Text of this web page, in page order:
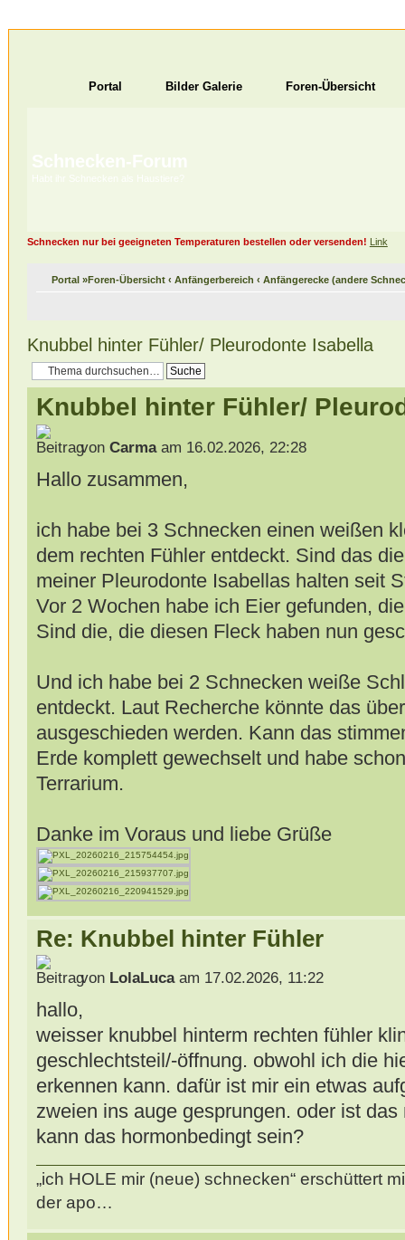
Portal Bilder Galerie Foren-Übersicht
Schnecken-Forum
Habt ihr Schnecken als Haustiere?
Schnecken nur bei geeigneten Temperaturen bestellen oder versenden! Link
Portal»Foren-Übersicht ‹ Anfängerbereich ‹ Anfängerecke (andere
Knubbel hinter Fühler/ Pleurodonte Isabella
Knubbel hinter Fühler/
von Carmaam 16.02.2026, 22:28
Hallo zusammen,
ich habe bei 3 Schnecken einen weißen
dem rechten Fühler entdeckt. Sind das
meiner Pleurodonte Isabellas halten seit
Vor 2 Wochen habe ich Eier gefunden,
Sind die, die diesen Fleck haben nun
Und ich habe bei 2 Schnecken weiße
entdeckt. Laut Recherche könnte das
ausgeschieden werden. Kann das
Erde komplett gewechselt und habe
Terrarium.
Danke im Voraus und liebe Grüße
Re: Knubbel hinter Fühler
von LolaLucaam 17.02.2026, 11:22
hallo,
weisser knubbel hinterm rechten fühler
geschlechtsteil/-öffnung. obwohl ich die
erkennen kann. dafür ist mir ein etwas
zweien ins auge gesprungen. oder ist
kann das hormonbedingt sein?
„ich HOLE mir (neue) schnecken“ erschüttert
der apo…